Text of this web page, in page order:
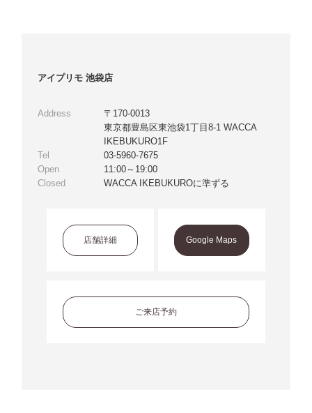
アイプリモ 池袋店
Address
〒170-0013
東京都豊島区東池袋1丁目8-1 WACCA
IKEBUKURO1F
Tel
03-5960-7675
Open
11:00～19:00
Closed
WACCA IKEBUKUROに準ずる
店舗詳細 Google Maps
ご来店予約